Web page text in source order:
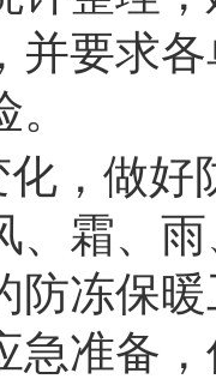
并要求
化，做好
、霜、
防冻保
急准备